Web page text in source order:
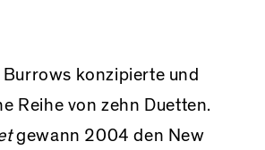
Burrows konzipierte und
Reihe von zehn Duetten.
gewann 2004 den New